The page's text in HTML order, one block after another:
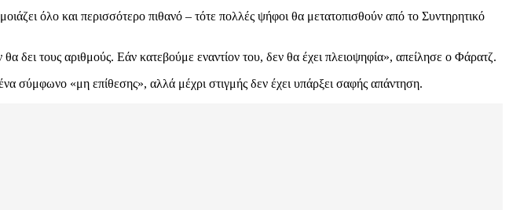
όλο και περισσότερο πιθανό – τότε πολλές ψήφοι θα μετατοπισθούν από το Συντηρητικό
τους αριθμούς. Εάν κατεβούμε εναντίον του, δεν θα έχει πλειοψηφία», απείλησε ο Φάρατζ.
σύμφωνο «μη επίθεσης», αλλά μέχρι στιγμής δεν έχει υπάρξει σαφής απάντηση.